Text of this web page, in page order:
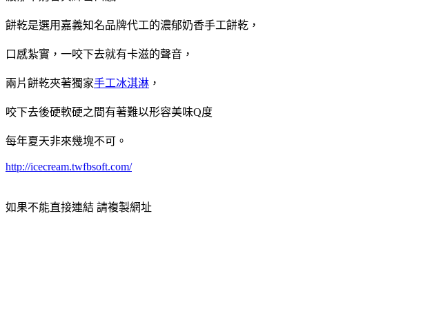
餅乾是選用嘉義知名品牌代工的濃郁奶香手工餅乾，
口感紮實，一咬下去就有卡滋的聲音，
兩片餅乾夾著獨家手工冰淇淋 ，
咬下去後硬軟硬之間有著難以形容美味Q度
每年夏天非來幾塊不可。
http://icecream.twfbsoft.com/
如果不能直接連結 請複製網址